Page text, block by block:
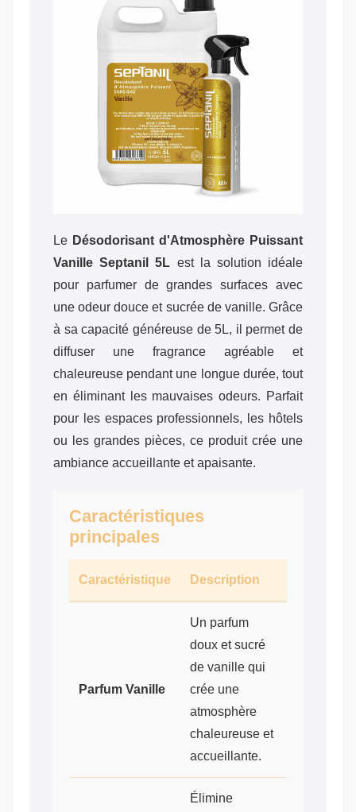
Le Désodorisant d'Atmosphère Puissant
Vanille Septanil 5L est la solution idéale
pour parfumer de grandes surfaces avec
une odeur douce et sucrée de vanille. Grâce
à sa capacité généreuse de 5L, il permet de
diffuser une fragrance agréable et
chaleureuse pendant une longue durée, tout
en éliminant les mauvaises odeurs. Parfait
pour les espaces professionnels, les hôtels
ou les grandes pièces, ce produit crée une
ambiance accueillante et apaisante.
Caractéristiques
principales
Caractéristique Description
Parfum Vanille
Un parfum
doux et sucré
de vanille qui
crée une
atmosphère
chaleureuse et
accueillante.
Élimine